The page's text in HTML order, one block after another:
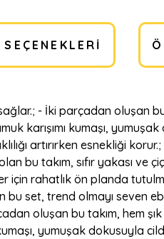
- İki parçadan oluşan
karışımı kumaşı,
artırırken esnekliği
bu takım, sıfır yakası ve
için rahatlık ön planda
set, trend olmayı seven
oluşan bu takım, hem
yumuşak dokusuyla